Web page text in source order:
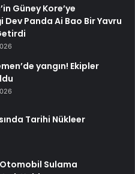
Güney Kore’ye
Dev Panda Ai Bao Bir Yavru
yangın! Ekipler
Tarihi Nükleer
Sulama